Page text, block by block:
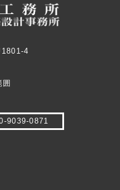
1801-4
囲
9039-0871